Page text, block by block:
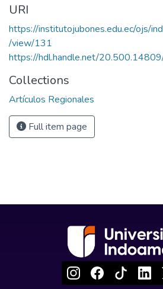
URI
https://institutojubones.edu.ec/ojs/
/view/131
https://hdl.handle.net/
Collections
Artículos Regionales
Full item page